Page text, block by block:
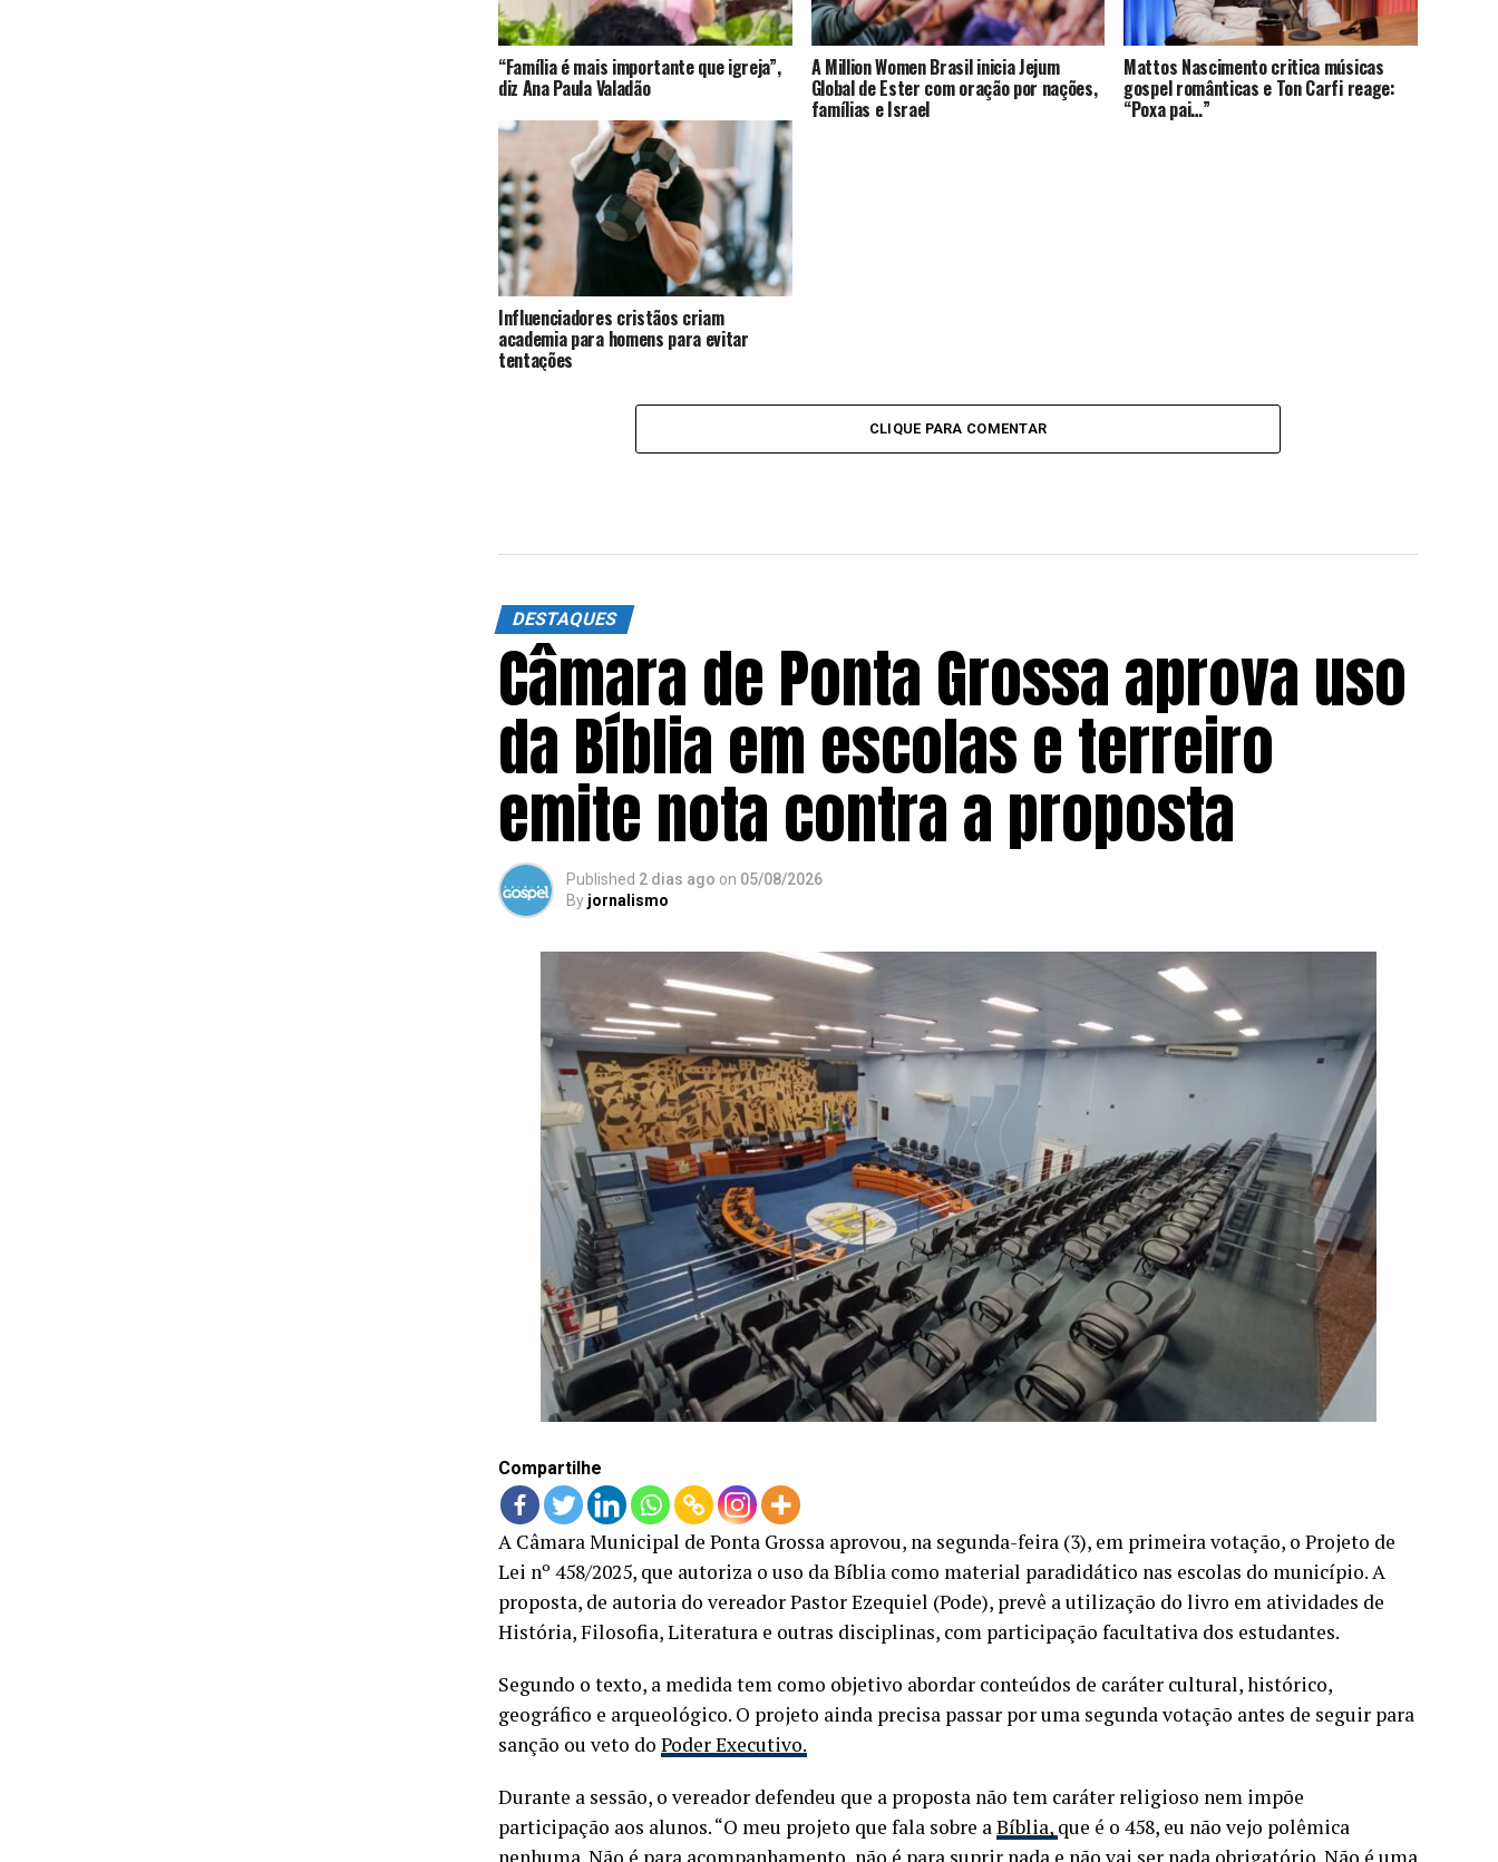
“Família é mais importante que igreja”,
diz Ana Paula Valadão
A Million Women Brasil inicia Jejum
Global de Ester com oração por nações,
famílias e Israel
Mattos Nascimento critica músicas
gospel românticas e Ton Carfi reage:
“Poxa pai…”
Influenciadores cristãos criam
academia para homens para evitar
tentações
CLIQUE PARA COMENTAR
DESTAQUES
Câmara de Ponta Grossa aprova uso
da Bíblia em escolas e terreiro
emite nota contra a proposta
Published 2 dias ago on 05/08/2026
By jornalismo
Compartilhe
A Câmara Municipal de Ponta Grossa aprovou, na segunda-feira (3), em primeira votação, o Projeto de
Lei nº 458/2025, que autoriza o uso da Bíblia como material paradidático nas escolas do município. A
proposta, de autoria do vereador Pastor Ezequiel (Pode), prevê a utilização do livro em atividades de
História, Filosofia, Literatura e outras disciplinas, com participação facultativa dos estudantes.
Segundo o texto, a medida tem como objetivo abordar conteúdos de caráter cultural, histórico,
geográfico e arqueológico. O projeto ainda precisa passar por uma segunda votação antes de seguir para
sanção ou veto do Poder Executivo.
Durante a sessão, o vereador defendeu que a proposta não tem caráter religioso nem impõe
participação aos alunos. “O meu projeto que fala sobre aBíblia, que é o 458, eu não vejo polêmica